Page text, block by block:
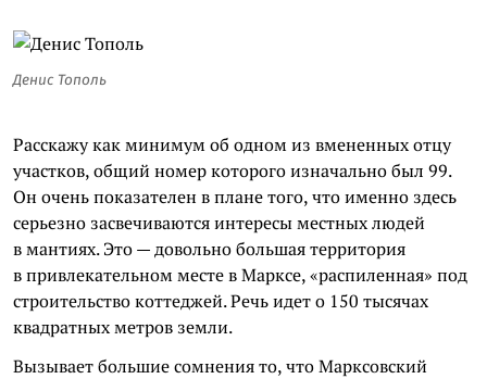
Денис Тополь
Расскажу как минимум об одном из вмененных отцу
участков, общий номер которого изначально был 99.
Он очень показателен в плане того, что именно здесь
серьезно засвечиваются интересы местных людей
в мантиях. Это — довольно большая территория
в привлекательном месте в Марксе, «распиленная» под
строительство коттеджей. Речь идет о 150 тысячах
квадратных метров земли.
Вызывает большие сомнения то, что Марксовский